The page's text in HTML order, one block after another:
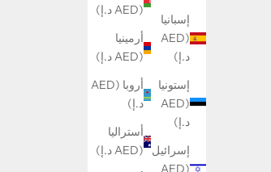
إسبانيا
(AED
د.إ)
إستونيا
(AED
د.إ)
إسرائيل
(AED د.إ)
أرمينيا
(AED د.إ)
أروبا (AED
د.إ)
أستراليا
(AED د.إ)